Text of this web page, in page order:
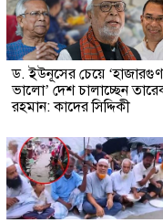
ড. ইউনূসের চেয়ে ‘হাজারগুণ
ভালো’ দেশ চালাচ্ছেন
রহমান: কাদের সিদ্দিকী